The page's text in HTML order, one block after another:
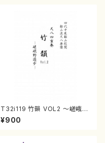
T32i119 竹韻 VOL2 ～嵯峨野
遊歩～（尺八/野村峰山/尺八/都
山式譜）都山流公刊楽譜曲番:5
¥900